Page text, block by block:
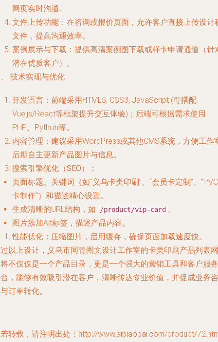
网页实时沟通。
文件上传功能 ：在咨询或报价页面，允许客户直接上传设计
文件，提高沟通效率。
案例展示与下载 ：提供高清案例图下载或样卡申请通道（针
潜在优质客户）。
技术实现与优化
开发语言 ：前端采用HTML5, CSS3, JavaScript (可搭配
Vue.js/React等框架提升交互体验)；后端可根据需求使用
PHP、Python等。
内容管理 ：建议采用WordPress或其他CMS系统，方便工作
后期自主更新产品图片与信息。
搜索引擎优化（SEO）
：
页面标题、关键词（如“义乌卡类印刷”、“会员卡定制”、“PVC
卡制作”）和描述精心设置。
生成清晰的URL结构，如
/product/vip-card 。
图片添加Alt标签，描述产品内容。
性能优化 ：压缩图片，启用缓存，确保页面加载速度快。
以上设计，义乌市同青图文设计工作室的卡类印刷产品列表网
不仅仅是一个产品目录，更是一个强大的营销工具和客户服务
，能够有效吸引潜在客户，清晰传达专业价值，并促成业务咨
订单转化。
转载，请注明出处：http://www.aibiaopai.com/product/